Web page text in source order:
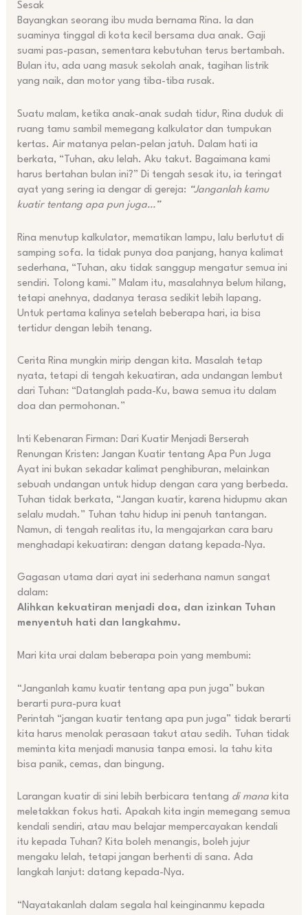
Sesak
Bayangkan seorang ibu muda bernama Rina. Ia dan
suaminya tinggal di kota kecil bersama dua anak. Gaji
suami pas-pasan, sementara kebutuhan terus bertambah.
Bulan itu, ada uang masuk sekolah anak, tagihan listrik
yang naik, dan motor yang tiba-tiba rusak.
Suatu malam, ketika anak-anak sudah tidur, Rina duduk di
ruang tamu sambil memegang kalkulator dan tumpukan
kertas. Air matanya pelan-pelan jatuh. Dalam hati ia
berkata, “Tuhan, aku lelah. Aku takut. Bagaimana kami
harus bertahan bulan ini?” Di tengah sesak itu, ia teringat
ayat yang sering ia dengar di gereja: “Janganlah kamu
kuatir tentang apa pun juga…”
Rina menutup kalkulator, mematikan lampu, lalu berlutut di
samping sofa. Ia tidak punya doa panjang, hanya kalimat
sederhana, “Tuhan, aku tidak sanggup mengatur semua ini
sendiri. Tolong kami.” Malam itu, masalahnya belum hilang,
tetapi anehnya, dadanya terasa sedikit lebih lapang.
Untuk pertama kalinya setelah beberapa hari, ia bisa
tertidur dengan lebih tenang.
Cerita Rina mungkin mirip dengan kita. Masalah tetap
nyata, tetapi di tengah kekuatiran, ada undangan lembut
dari Tuhan: “Datanglah pada-Ku, bawa semua itu dalam
doa dan permohonan.”
Inti Kebenaran Firman: Dari Kuatir Menjadi Berserah
Renungan Kristen: Jangan Kuatir tentang Apa Pun Juga
Ayat ini bukan sekadar kalimat penghiburan, melainkan
sebuah undangan untuk hidup dengan cara yang berbeda.
Tuhan tidak berkata, “Jangan kuatir, karena hidupmu akan
selalu mudah.” Tuhan tahu hidup ini penuh tantangan.
Namun, di tengah realitas itu, Ia mengajarkan cara baru
menghadapi kekuatiran: dengan datang kepada-Nya.
Gagasan utama dari ayat ini sederhana namun sangat
dalam:
Alihkan kekuatiran menjadi doa, dan izinkan Tuhan
menyentuh hati dan langkahmu.
Mari kita urai dalam beberapa poin yang membumi:
“Janganlah kamu kuatir tentang apa pun juga” bukan
berarti pura-pura kuat
Perintah “jangan kuatir tentang apa pun juga” tidak berarti
kita harus menolak perasaan takut atau sedih. Tuhan tidak
meminta kita menjadi manusia tanpa emosi. Ia tahu kita
bisa panik, cemas, dan bingung.
Larangan kuatir di sini lebih berbicara tentang di manakita
meletakkan fokus hati. Apakah kita ingin memegang semua
kendali sendiri, atau mau belajar mempercayakan kendali
itu kepada Tuhan? Kita boleh menangis, boleh jujur
mengaku lelah, tetapi jangan berhenti di sana. Ada
langkah lanjut: datang kepada-Nya.
“Nayatakanlah dalam segala hal keinginanmu kepada